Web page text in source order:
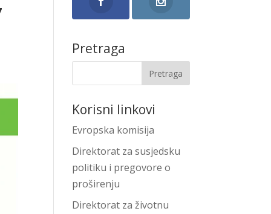
Pretraga
Korisni linkovi
Evropska komisija
Direktorat za susjedsku
politiku i pregovore o
proširenju
Direktorat za životnu